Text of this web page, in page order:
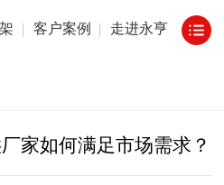
客户案例 走进永亨
家如何满足市场需求？